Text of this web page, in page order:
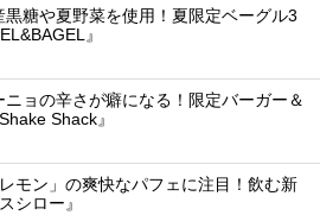
糖や夏野菜を使用！夏限定ベーグル3
』
ョの辛さが癖になる！限定バーガー＆
Shack』
モン」の爽快なパフェに注目！飲む新
シロー』